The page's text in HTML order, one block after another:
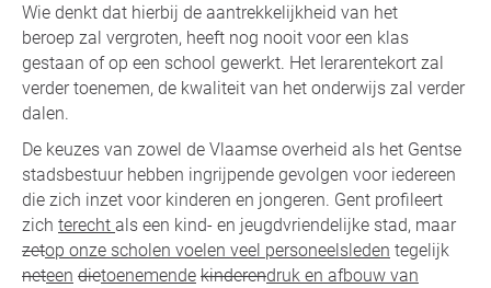
Wie denkt dat hierbij de aantrekkelijkheid van het
beroep zal vergroten, heeft nog nooit voor een klas
gestaan of op een school gewerkt. Het lerarentekort zal
verder toenemen, de kwaliteit van het onderwijs zal verder
dalen.
De keuzes van zowel de Vlaamse overheid als het Gentse
stadsbestuur hebben ingrijpende gevolgen voor iedereen
die zich inzet voor kinderen en jongeren. Gent profileert
zich terecht als een kind- en jeugdvriendelijke stad, maar
zetop onze scholen voelen veel personeelsleden tegelijk
neteen dietoenemende kinderendruk en afbouw van